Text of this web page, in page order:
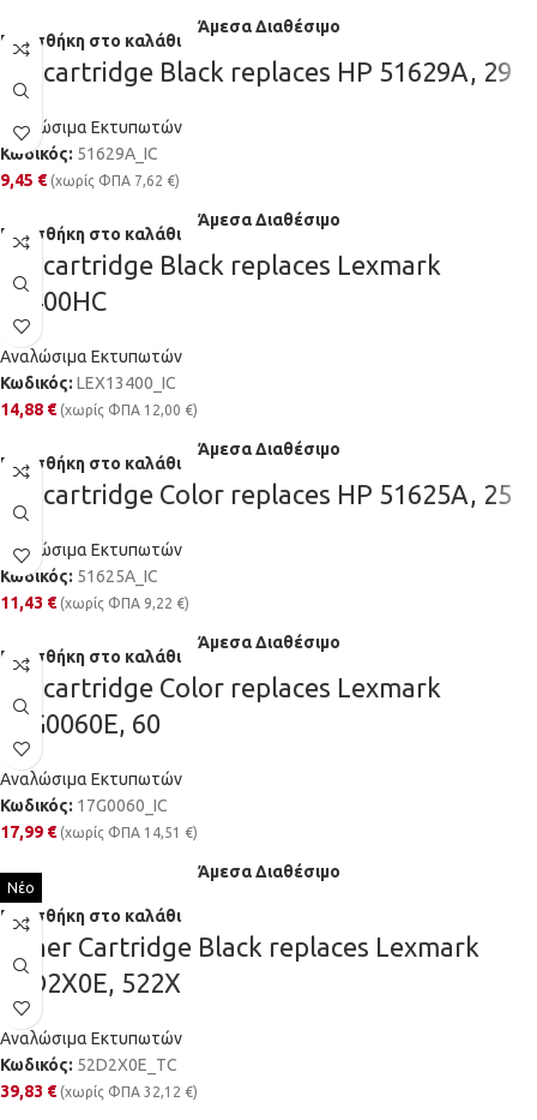
Άμεσα Διαθέσιμο
Προσθήκη στο καλάθι
Ink cartridge Black replaces HP 51629A, 29
Αναλώσιμα Εκτυπωτών
Κωδικός: 51629A_IC
9,45 € (χωρίς ΦΠΑ 7,62 €)
Άμεσα Διαθέσιμο
Προσθήκη στο καλάθι
Ink cartridge Black replaces Lexmark
13400HC
Αναλώσιμα Εκτυπωτών
Κωδικός: LEX13400_IC
14,88 € (χωρίς ΦΠΑ 12,00 €)
Άμεσα Διαθέσιμο
Προσθήκη στο καλάθι
Ink cartridge Color replaces HP 51625A, 25
Αναλώσιμα Εκτυπωτών
Κωδικός: 51625A_IC
11,43 € (χωρίς ΦΠΑ 9,22 €)
Άμεσα Διαθέσιμο
Προσθήκη στο καλάθι
Ink cartridge Color replaces Lexmark
17G0060E, 60
Αναλώσιμα Εκτυπωτών
Κωδικός: 17G0060_IC
17,99 € (χωρίς ΦΠΑ 14,51 €)
Άμεσα Διαθέσιμο
Νέο
Προσθήκη στο καλάθι
Toner Cartridge Black replaces Lexmark
52D2X0E, 522X
Αναλώσιμα Εκτυπωτών
Κωδικός: 52D2X0E_TC
39,83 € (χωρίς ΦΠΑ 32,12 €)